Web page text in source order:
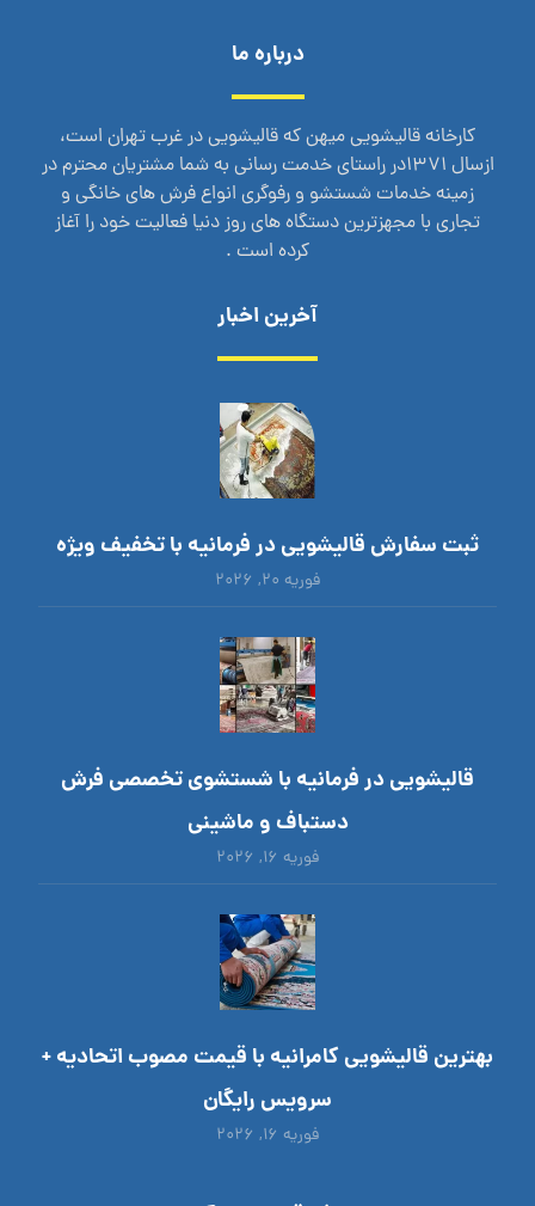
درباره ما
کارخانه قالیشویی میهن که قالیشویی در غرب تهران است،
ازسال 1371در راستای خدمت رسانی به شما مشتریان محترم در
زمینه خدمات شستشو و رفوگری انواع فرش های خانگی و
تجاری با مجهزترین دستگاه های روز دنیا فعالیت خود را آغاز
کرده است .
آخرین اخبار
ثبت سفارش قالیشویی در فرمانیه با تخفیف ویژه
فوریه ۲۰, ۲۰۲۶
قالیشویی در فرمانیه با شستشوی تخصصی فرش
دستباف و ماشینی
فوریه ۱۶, ۲۰۲۶
بهترین قالیشویی کامرانیه با قیمت مصوب اتحادیه +
سرویس رایگان
فوریه ۱۶, ۲۰۲۶